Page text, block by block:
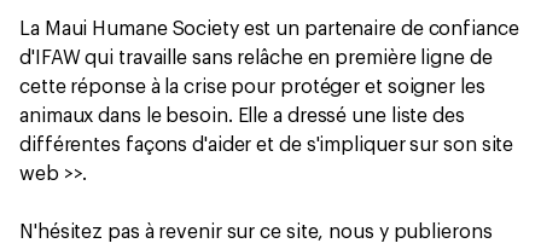
La Maui Humane Society est un partenaire de confiance
d'IFAW qui travaille sans relâche en première ligne de
cette réponse à la crise pour protéger et soigner les
animaux dans le besoin. Elle a dressé une liste des
différentes façons d'aider et de s'impliquer sur son site
web >>.
N'hésitez pas à revenir sur ce site, nous y publierons